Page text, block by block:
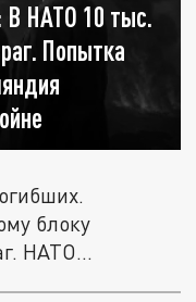
В НАТО 10 тыс.
Попытка
блоку
НАТО...